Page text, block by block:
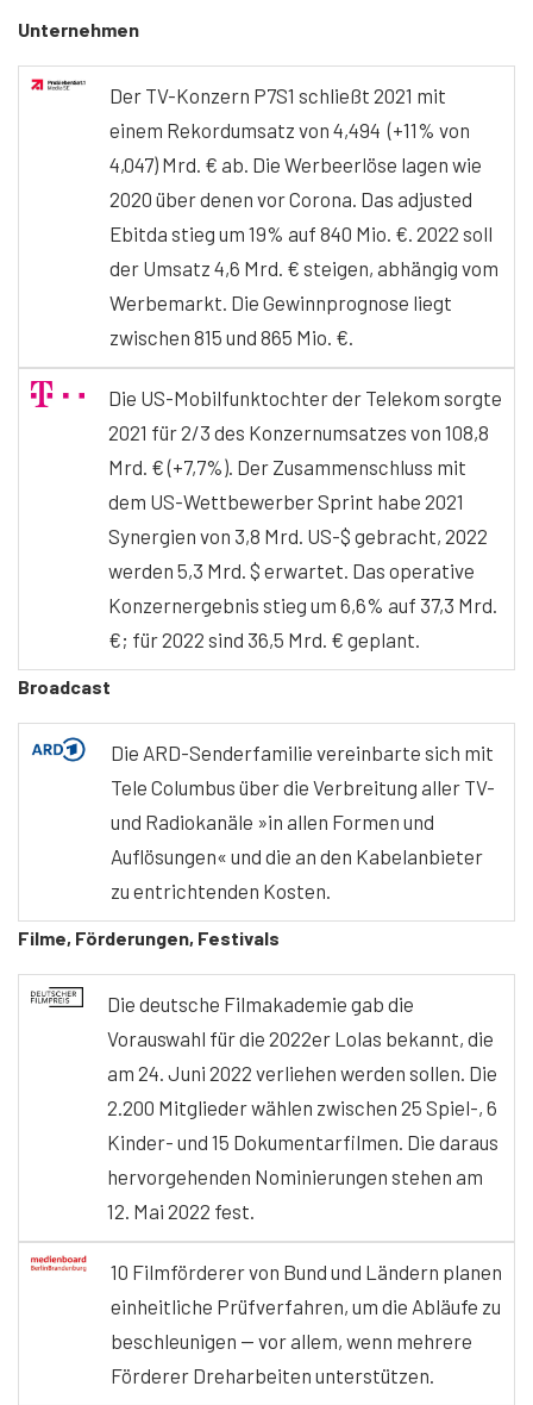
Unternehmen
Der TV-Konzern P7S1 schließt 2021 mit
einem Rekordumsatz von 4,494 (+11% von
4,047) Mrd. € ab. Die Werbeerlöse lagen wie
2020 über denen vor Corona. Das adjusted
Ebitda stieg um 19% auf 840 Mio. €. 2022 soll
der Umsatz 4,6 Mrd. € steigen, abhängig vom
Werbemarkt. Die Gewinnprognose liegt
zwischen 815 und 865 Mio. €.
Die US-Mobilfunktochter der Telekom sorgte
2021 für 2/3 des Konzernumsatzes von 108,8
Mrd. € (+7,7%). Der Zusammenschluss mit
dem US-Wettbewerber Sprint habe 2021
Synergien von 3,8 Mrd. US-$ gebracht, 2022
werden 5,3 Mrd. $ erwartet. Das operative
Konzernergebnis stieg um 6,6% auf 37,3 Mrd.
€; für 2022 sind 36,5 Mrd. € geplant.
Broadcast
Die ARD-Senderfamilie vereinbarte sich mit
Tele Columbus über die Verbreitung aller TV-
und Radiokanäle »in allen Formen und
Auflösungen« und die an den Kabelanbieter
zu entrichtenden Kosten.
Filme, Förderungen, Festivals
Die deutsche Filmakademie gab die
Vorauswahl für die 2022er Lolas bekannt, die
am 24. Juni 2022 verliehen werden sollen. Die
2.200 Mitglieder wählen zwischen 25 Spiel-, 6
Kinder- und 15 Dokumentarfilmen. Die daraus
hervorgehenden Nominierungen stehen am
12. Mai 2022 fest.
10 Filmförderer von Bund und Ländern planen
einheitliche Prüfverfahren, um die Abläufe zu
beschleunigen — vor allem, wenn mehrere
Förderer Dreharbeiten unterstützen.